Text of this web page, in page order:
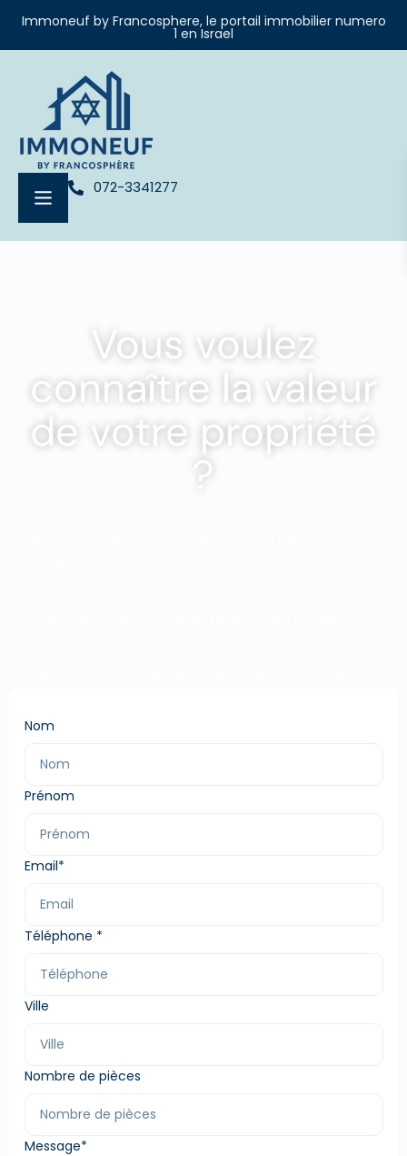
Immoneuf by Francosphere, le portail immobilier numero
1 en Israel
072-3341277
Vous voulez
connaître la valeur
de votre propriété
?
Nom
Prénom
Email*
Téléphone *
Ville
Nombre de pièces
Message*